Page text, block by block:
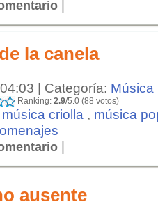
|
la canela
| Categoría: Música
Ranking: 2.9/5.0 (88 votos)
música criolla , música
|
ausente